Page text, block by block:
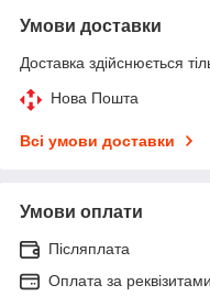
Умови доставки
Доставка здійснюється
Нова Пошта
Всі умови доставки
Умови оплати
Післяплата
Оплата за реквізитами